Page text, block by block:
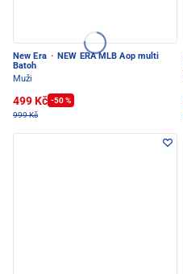
New Era · NEW ERA MLB Aop multi
Batoh
Muži
499 Kč -50 %
999 Kč